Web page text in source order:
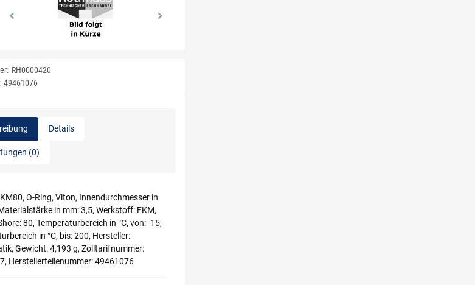
RH0000420
49461076
Details
(0)
O-Ring, Viton, Innendurchmesser in
in mm: 3,5, Werkstoff: FKM,
80, Temperaturbereich in °C, von: -15,
in °C, bis: 200, Hersteller:
Gewicht: 4,193 g, Zolltarifnummer:
Herstellerteilenummer: 49461076